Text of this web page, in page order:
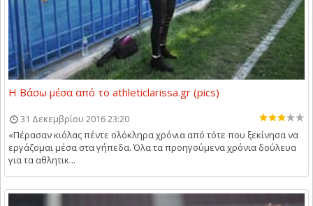
Η Βάσω μέσα από το athleticlarissa.gr (pics)
31 Δεκεμβρίου 2016 23:20
«Πέρασαν κιόλας πέντε ολόκληρα χρόνια από τότε που ξεκίνησα να
εργάζομαι μέσα στα γήπεδα. Όλα τα προηγούμενα χρόνια δούλευα
για τα αθλητικ...